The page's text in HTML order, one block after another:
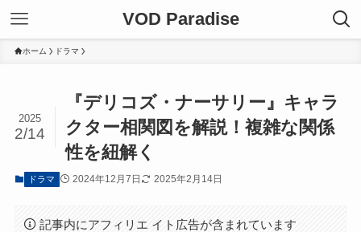
VOD Paradise
ホーム ドラマ
『デリコズ・ナーサリー』キャラ
クター相関図を解説！複雑な関係
性を紐解く
2025
2/14
ドラマ 2024年12月7日 2025年2月14日
記事内にアフィリエ イト広告が含まれています